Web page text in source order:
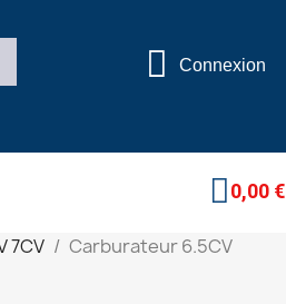
Connexion
0,00 €
7CV Carburateur 6.5CV